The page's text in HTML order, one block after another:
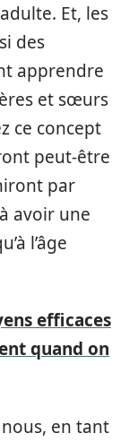
Et, les
des
apprendre
et sœurs
ce concept
peut-être
par
avoir une
l’âge
efficaces
quand on
en tant